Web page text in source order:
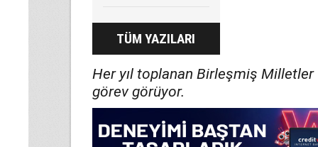
TÜM YAZILARI
Her yıl toplanan Birleşmiş
görev görüyor.